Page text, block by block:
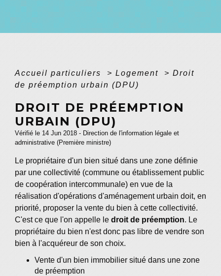
Accueil particuliers > Logement > Droit
de préemption urbain (DPU)
DROIT DE PRÉEMPTION
URBAIN (DPU)
Vérifié le 14 Jun 2018 - Direction de l'information légale et
administrative (Première ministre)
Le propriétaire d'un bien situé dans une zone définie
par une collectivité (commune ou établissement public
de coopération intercommunale) en vue de la
réalisation d'opérations d'aménagement urbain doit, en
priorité, proposer la vente du bien à cette collectivité.
C'est ce que l'on appelle le droit de préemption. Le
propriétaire du bien n'est donc pas libre de vendre son
bien à l'acquéreur de son choix.
Vente d'un bien immobilier situé dans une zone
de préemption